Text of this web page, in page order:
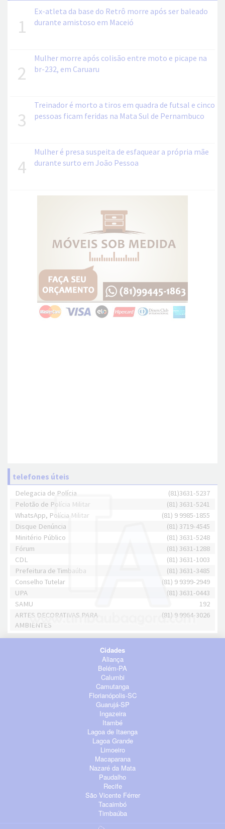
1
Ex-atleta da base do Retrô morre após ser baleado
durante amistoso em Maceió
2
Mulher morre após colisão entre moto e picape na
br-232, em Caruaru
3
Treinador é morto a tiros em quadra de futsal e cinco
pessoas ficam feridas na Mata Sul de Pernambuco
4
Mulher é presa suspeita de esfaquear a própria mãe
durante surto em João Pessoa
telefones úteis
Delegacia de Polícia
(81)3631-5237
Pelotão de Polícia Militar
(81) 3631-5241
WhatsApp, Polícia Militar
(81) 9 9985-1855
Disque Denúncia
(81) 3719-4545
Minitério Público
(81) 3631-5248
Fórum
(81) 3631-1288
CDL
(81) 3631-1003
Prefeitura de Timbaúba
(81) 3631-3485
Conselho Tutelar
(81) 9 9399-2949
UPA
(81) 3631-0443
SAMU
192
ARTES DECORATIVAS PARA
AMBIENTES
(81) 9 9964-3026
Cidades
Aliança
Belém-PA
Calumbi
Camutanga
Florianópolis-SC
Guarujá-SP
Ingazeira
Itambé
Lagoa de Itaenga
Lagoa Grande
Limoeiro
Macaparana
Nazaré da Mata
Paudalho
Recife
São Vicente Férrer
Tacaimbó
Timbaúba